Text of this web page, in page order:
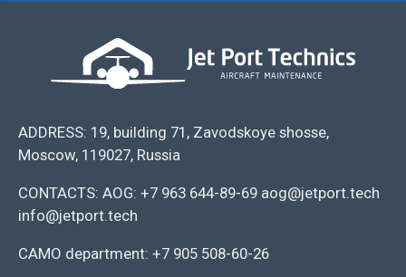
ADDRESS: 19, building 71, Zavodskoye shosse,
Moscow, 119027, Russia
CONTACTS: AOG: +7 963 644-89-69 aog@jetport.tech
info@jetport.tech
CAMO department: +7 905 508-60-26